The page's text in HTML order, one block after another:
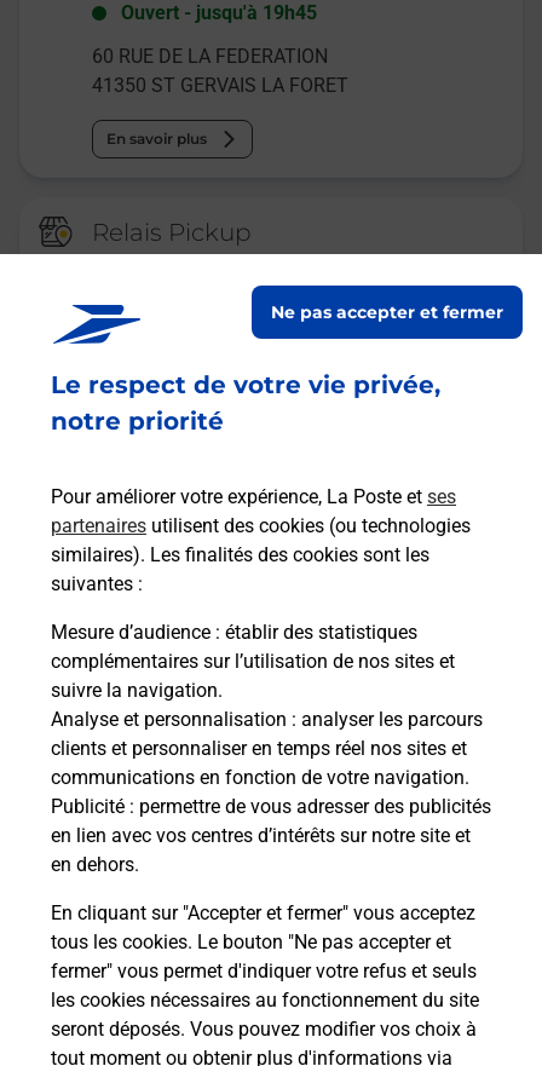
Le respect de votre vie privée,
notre priorité
Pour améliorer votre expérience, La Poste et ses
partenaires utilisent des cookies (ou technologies
similaires). Les finalités des cookies sont les
suivantes :
Mesure d’audience : établir des statistiques
complémentaires sur l’utilisation de nos sites et
suivre la navigation.
Analyse et personnalisation : analyser les parcours
clients et personnaliser en temps réel nos sites et
communications en fonction de votre navigation.
Publicité : permettre de vous adresser des publicités
en lien avec vos centres d’intérêts sur notre site et
en dehors.
En cliquant sur "Accepter et fermer" vous acceptez
tous les cookies. Le bouton "Ne pas accepter et
fermer" vous permet d'indiquer votre refus et seuls
les cookies nécessaires au fonctionnement du site
seront déposés. Vous pouvez modifier vos choix à
tout moment ou obtenir plus d'informations via
Ne pas accepter et fermer
Ouvert - jusqu'à 19h45
60 RUE DE LA FEDERATION
41350 ST GERVAIS LA FORET
En savoir plus
Relais Pickup
CONSIGNE GRAND FRAIS SAINT
jusqu'à 23h59
ZAC DES CLOUSOTS RUE DES PERRIERES
41350 ST GERVAIS LA FORET
Malin !
La Poste
en ligne
Ouvert 24h/24
En savoir plus
ST GERVAIS LA FORET
CONSIGNE LECLERC DRIVE GERVAIS